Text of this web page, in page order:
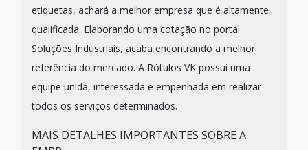
etiquetas, achará a melhor empresa que é altamente
qualificada. Elaborando uma cotação no portal
Soluções Industriais, acaba encontrando a melhor
referência do mercado. A Rótulos VK possui uma
equipe unida, interessada e empenhada em realizar
todos os serviços determinados.
MAIS DETALHES IMPORTANTES SOBRE A